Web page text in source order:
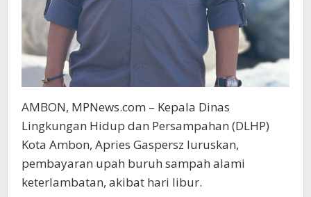
AMBON, MPNews.com – Kepala Dinas
Lingkungan Hidup dan Persampahan (DLHP)
Kota Ambon, Apries Gaspersz luruskan,
pembayaran upah buruh sampah alami
keterlambatan, akibat hari libur.